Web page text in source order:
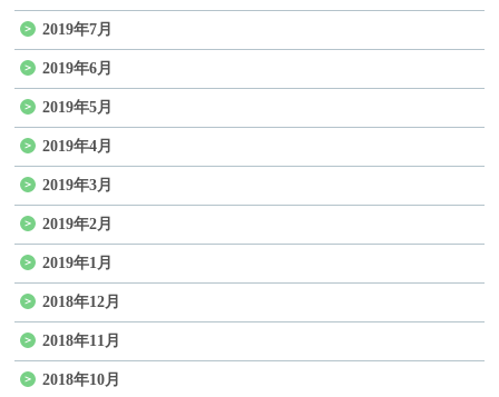
2019年7月
2019年6月
2019年5月
2019年4月
2019年3月
2019年2月
2019年1月
2018年12月
2018年11月
2018年10月